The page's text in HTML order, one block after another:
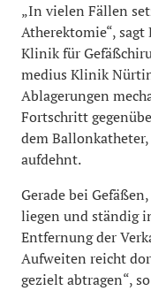
„In vielen Fällen
Atherektomie“,
Klinik für
medius Klinik
Ablagerungen
Fortschritt
dem
aufdehnt.
Gerade bei
liegen und ständig
Entfernung der
Aufweiten reicht
gezielt abtragen“,